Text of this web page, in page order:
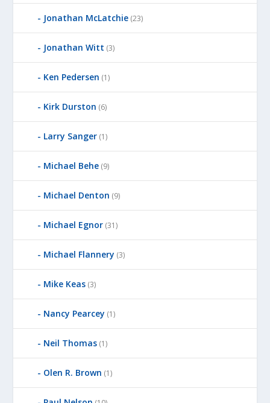
Jonathan McLatchie (23)
Jonathan Witt (3)
Ken Pedersen (1)
Kirk Durston (6)
Larry Sanger (1)
Michael Behe (9)
Michael Denton (9)
Michael Egnor (31)
Michael Flannery (3)
Mike Keas (3)
Nancy Pearcey (1)
Neil Thomas (1)
Olen R. Brown (1)
O
W
E